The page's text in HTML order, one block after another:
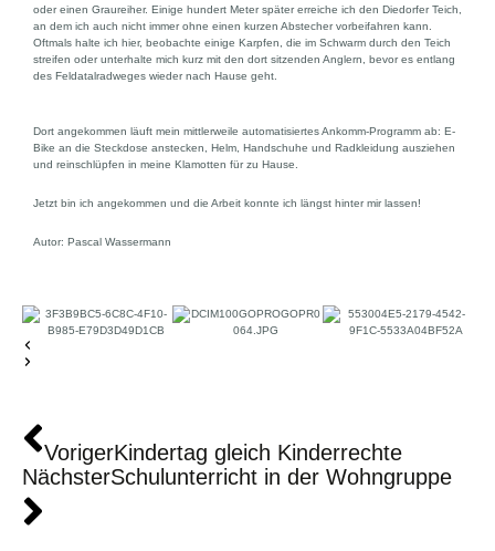
oder einen Graureiher. Einige hundert Meter später erreiche ich den Diedorfer Teich,
an dem ich auch nicht immer ohne einen kurzen Abstecher vorbeifahren kann.
Oftmals halte ich hier, beobachte einige Karpfen, die im Schwarm durch den Teich
streifen oder unterhalte mich kurz mit den dort sitzenden Anglern, bevor es entlang
des Feldatalradweges wieder nach Hause geht.
Dort angekommen läuft mein mittlerweile automatisiertes Ankomm-Programm ab: E-
Bike an die Steckdose anstecken, Helm, Handschuhe und Radkleidung ausziehen
und reinschlüpfen in meine Klamotten für zu Hause.
Jetzt bin ich angekommen und die Arbeit konnte ich längst hinter mir lassen!
Autor: Pascal Wassermann
VorigerKindertag gleich Kinderrechte
NächsterSchulunterricht in der Wohngruppe